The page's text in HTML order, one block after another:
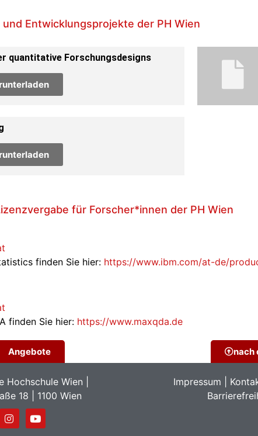
Entwicklungsprojekte der PH Wien
quantitative Forschungsdesigns
für Forscher*innen der PH Wien
finden Sie hier: https://www.ibm.com/at-de/
finden Sie hier: https://www.maxqda.de
Angebote nach
Wien |
18 | 1100 Wien
Impressum